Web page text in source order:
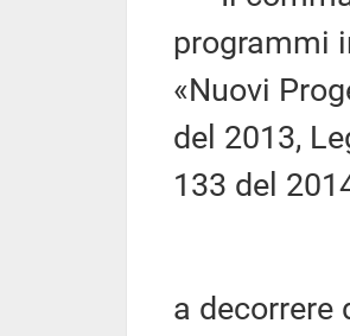
programmi
«Nuovi
del 2013,
133 del
a decorrere